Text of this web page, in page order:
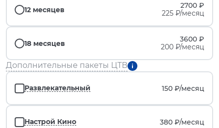
12 месяцев
2700 ₽
225 ₽/месяц
18 месяцев
3600 ₽
200 ₽/месяц
Дополнительные пакеты ЦТВ
Развлекательный 150 ₽/месяц
Настрой Кино 380 ₽/месяц